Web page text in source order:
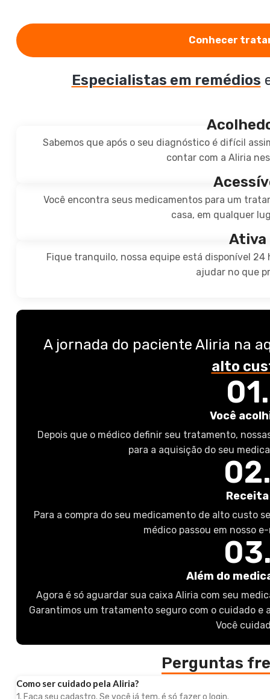
Conhecer
Especialistas em remédios
Sabemos que após o seu diagnóstico é difícil
contar com a Aliria
Você encontra seus medicamentos para um
casa, em qualquer
Ativa
Fique tranquilo, nossa equipe está disponível 24
ajudar no que
A jornada do paciente Aliria na
alto
01.
Você
Depois que o médico definir seu tratamento,
para a aquisição do seu
Receita
Para a compra do seu medicamento de alto custo
médico passou em nosso
Além do
Agora é só aguardar sua caixa Aliria com seu
Garantimos um tratamento seguro com o cuidado
Você
Perguntas
Como ser cuidado pela Aliria?
1. Faça seu cadastro. Se você já tem, é só fazer o login.